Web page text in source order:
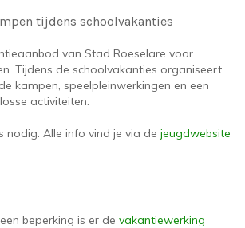
tijdens schoolvakanties
van Stad Roeselare voor
Tijdens de schoolvakanties organiseert
kampen, speelpleinwerkingen en een
activiteiten.
nodig. Alle info vind je via de jeugdwebsite
beperking is er de vakantiewerking